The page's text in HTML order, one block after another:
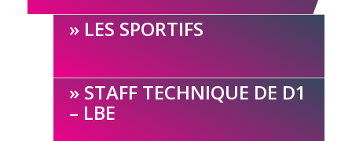
LES SPORTIFS
STAFF TECHNIQUE DE D1
– LBE